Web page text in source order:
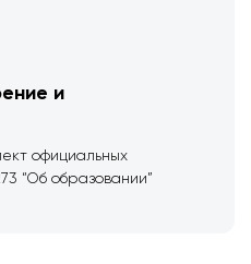
и
официальных
“Об образовании”